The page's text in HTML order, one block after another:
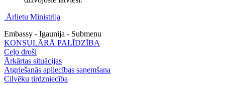
Ārlietu Ministrija
Embassy - Igaunija - Submenu
KONSULĀRĀ PALĪDZĪBA
Ceļo droši
Ārkārtas situācijas
Atgriešanās apliecības saņemšana
Cilvēku tirdzniecība